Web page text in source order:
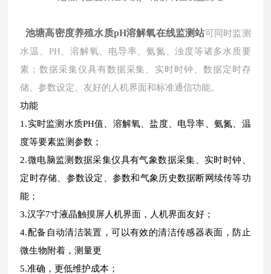
池塘高密度养殖水质pH溶解氧在线监测站可同时监测
水温、PH、溶解氧、电导率、氨氮、浊度等诸多水质要
素；数据采集仪具有数据采集、实时时钟、数据定时存
储、参数设定、友好的人机界面和标准通信功能。
功能
1.实时监测水质PH值、溶解氧、盐度、电导率、氨氮、温
度等要素监测参数；
2.微电脑监测数据采集仪具有气象数据采集、实时时钟、
定时存储、参数设定、参数和气象历史数据断网续传等功
能；
3.汉字7寸液晶触摸屏人机界面，人机界面友好；
4.配备自动清洁装置，可以有效的清洁传感器表面，防止
微生物附着，测量更
5.准确，更低维护成本；